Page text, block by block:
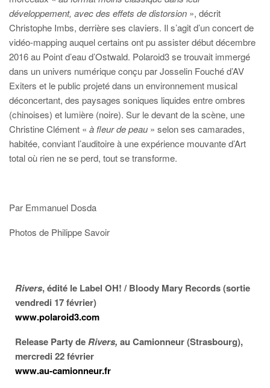
développement, avec des effets de distorsion », décrit
Christophe Imbs, derrière ses claviers. Il s’agit d’un concert de
vidéo-mapping auquel certains ont pu assister début décembre
2016 au Point d’eau d’Ostwald. Polaroid3 se trouvait immergé
dans un univers numérique conçu par Josselin Fouché d’AV
Exiters et le public projeté dans un environnement musical
déconcertant, des paysages soniques liquides entre ombres
(chinoises) et lumière (noire). Sur le devant de la scène, une
Christine Clément « à fleur de peau » selon ses camarades,
habitée, conviant l’auditoire à une expérience mouvante d’Art
total où rien ne se perd, tout se transforme.
Par Emmanuel Dosda
Photos de Philippe Savoir
Rivers, édité le Label OH! / Bloody Mary Records (sortie
vendredi 17 février)
www.polaroid3.com
Release Party deRivers, au Camionneur (Strasbourg),
mercredi 22 février
www.au-camionneur.fr